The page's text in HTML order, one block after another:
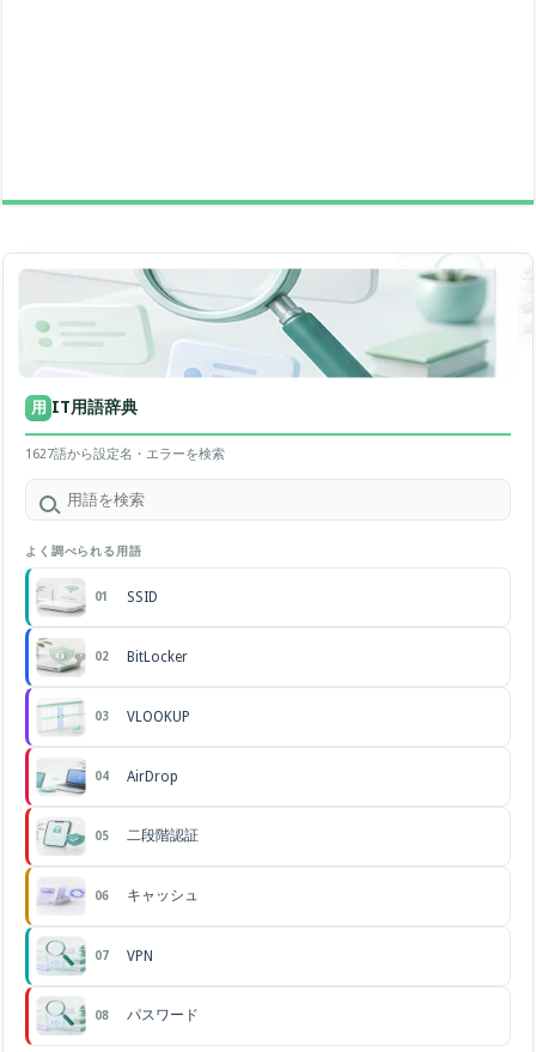
用 IT用語辞典
1627語から設定名・エラーを検索
よく調べられる用語
01 SSID
02 BitLocker
03 VLOOKUP
04 AirDrop
05 二段階認証
06 キャッシュ
07 VPN
08 パスワード